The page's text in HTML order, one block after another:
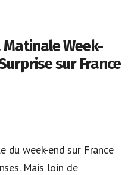
Week-
sur France
week-end sur France
Mais loin de